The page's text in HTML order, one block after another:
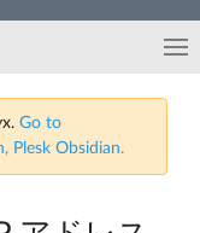
Go to
Plesk Obsidian.